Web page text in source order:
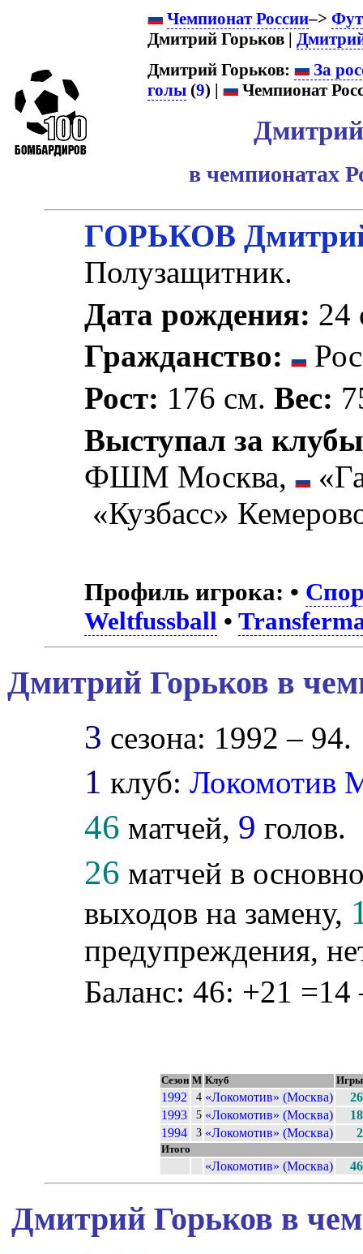
Чемпионат России–>
Дмитрий Горьков |
Дмитрий Горьков:
За
голы (9) | Чемпионат
в чемпионатах
ГОРЬКОВ
Полузащитник.
Дата рождения: 24
Гражданство:
Рост: 176 см.Вес:
Выступал за
ФШМ Москва,
«Кузбасс»
Профиль игрока: •
Weltfussball •
Дмитрий Горьков в
3 сезона: 1992 – 94.
1 клуб:Локомотив
46 матчей, 9 голов.
26 матчей в
выходов на замену,
предупреждения,
Баланс: 46: +21 =14
Сезон М Клуб Игры
1992 4 «Локомотив» (Москва)
26
1993
5 «Локомотив» (Москва)
18
1994
3 «Локомотив» (Москва) 2
Итого
«Локомотив» (Москва) 46
Дмитрий Горьков в